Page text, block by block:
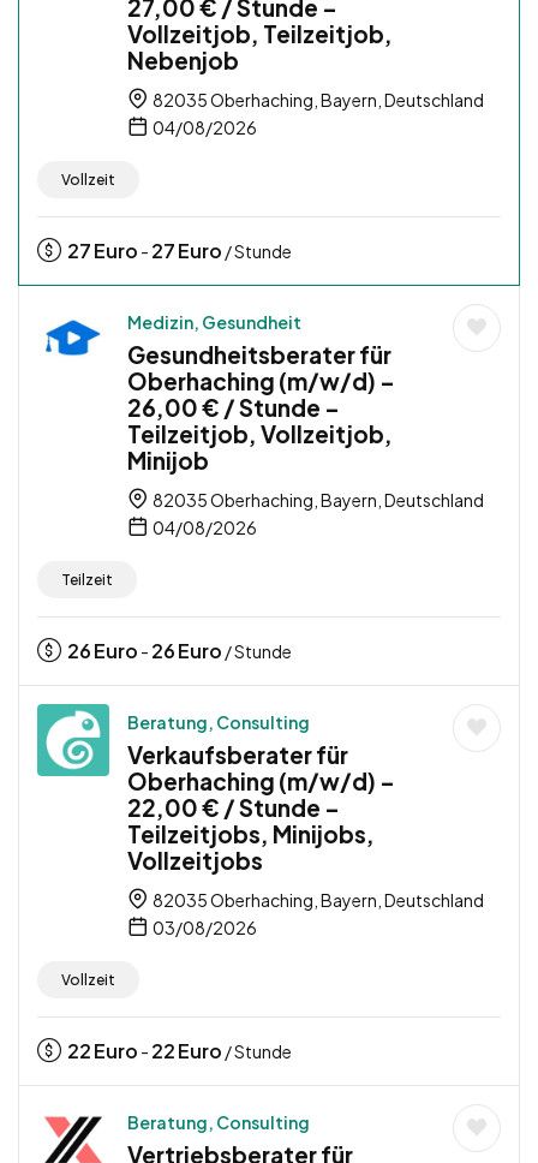
27,00 € / Stunde –
Vollzeitjob, Teilzeitjob,
Nebenjob
82035 Oberhaching, Bayern, Deutschland
04/08/2026
Vollzeit
27Euro - 27Euro / Stunde
Medizin, Gesundheit
Gesundheitsberater für
Oberhaching (m/w/d) –
26,00 € / Stunde –
Teilzeitjob, Vollzeitjob,
Minijob
82035 Oberhaching, Bayern, Deutschland
04/08/2026
Teilzeit
26Euro - 26Euro / Stunde
Beratung, Consulting
Verkaufsberater für
Oberhaching (m/w/d) –
22,00 € / Stunde –
Teilzeitjobs, Minijobs,
Vollzeitjobs
82035 Oberhaching, Bayern, Deutschland
03/08/2026
Vollzeit
22Euro - 22Euro / Stunde
Beratung, Consulting
Vertriebsberater für